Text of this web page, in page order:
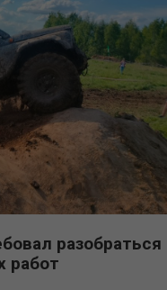
разобраться
работ